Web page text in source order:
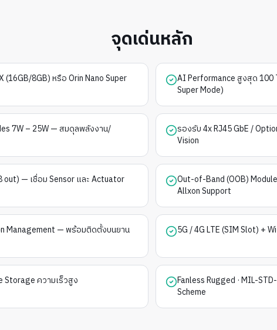
จุดเด่นหลัก
(16GB/8GB) หรือ Orin Nano Super
AI Performance สูงสุด 100
Super Mode)
7W – 25W — สมดุลพลังงาน/
รองรับ 4x RJ45 GbE /
Vision
out) — เชื่อม Sensor และ Actuator
Out-of-Band (OOB)
Allxon Support
Management — พร้อมติดตั้งบนยาน
5G / 4G LTE (SIM Slot) +
Storage ความเร็วสูง
Fanless Rugged · MIL-
Scheme